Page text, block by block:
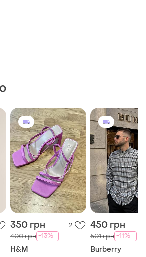
350 грн 2
400 грн -13%
H&M
450 грн
501 грн -11%
Burberry